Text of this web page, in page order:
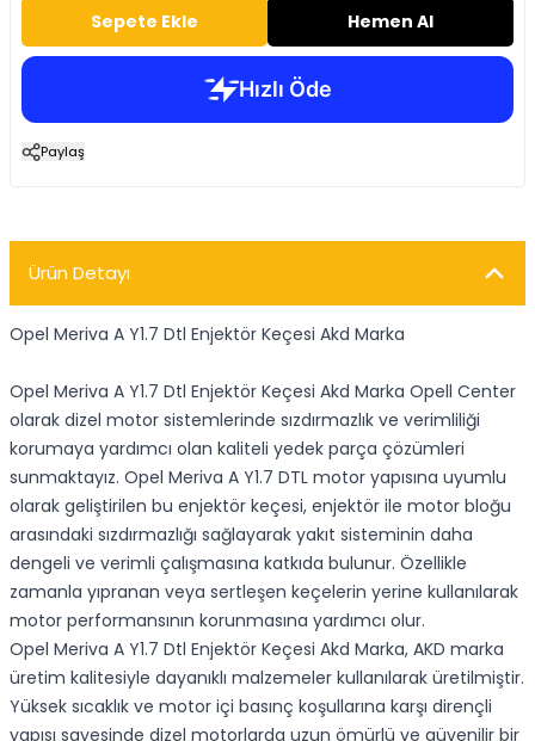
Sepete Ekle Hemen Al
Paylaş
Ürün Detayı
Opel Meriva A Y1.7 Dtl Enjektör Keçesi Akd Marka
Opel Meriva A Y1.7 Dtl Enjektör Keçesi Akd Marka Opell Center
olarak dizel motor sistemlerinde sızdırmazlık ve verimliliği
korumaya yardımcı olan kaliteli yedek parça çözümleri
sunmaktayız. Opel Meriva A Y1.7 DTL motor yapısına uyumlu
olarak geliştirilen bu enjektör keçesi, enjektör ile motor bloğu
arasındaki sızdırmazlığı sağlayarak yakıt sisteminin daha
dengeli ve verimli çalışmasına katkıda bulunur. Özellikle
zamanla yıpranan veya sertleşen keçelerin yerine kullanılarak
motor performansının korunmasına yardımcı olur.
Opel Meriva A Y1.7 Dtl Enjektör Keçesi Akd Marka, AKD marka
üretim kalitesiyle dayanıklı malzemeler kullanılarak üretilmiştir.
Yüksek sıcaklık ve motor içi basınç koşullarına karşı dirençli
yapısı sayesinde dizel motorlarda uzun ömürlü ve güvenilir bir